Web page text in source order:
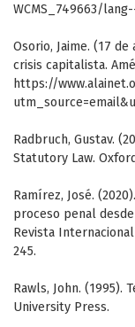
WCMS_749663/
Osorio, Jaime. (17
crisis capitalista.
https://
Radbruch, Gustav.
Statutory Law.
Ramírez, José.
proceso penal
Revista
245.
Rawls, John. (1995).
University Press.